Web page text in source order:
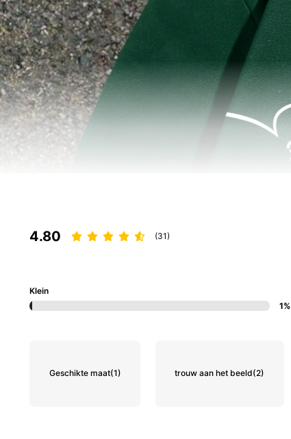
4.80 (31)
Klein
1%
Geschikte maat(1) trouw aan het beeld(2)